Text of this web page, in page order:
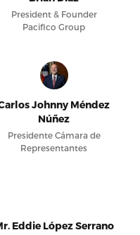
President & Founder
Pacifico Group
Johnny Méndez
Núñez
Presidente Cámara de
Representantes
Eddie López Serrano